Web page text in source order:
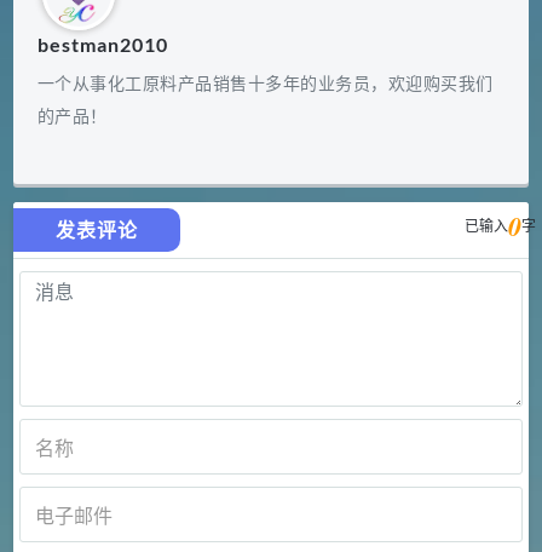
bestman2010
一个从事化工原料产品销售十多年的业务员，欢迎购买我们
的产品！
发表评论 已输入0字